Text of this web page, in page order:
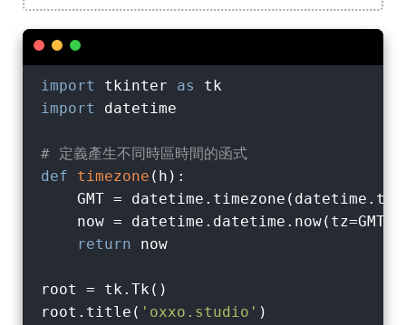
import tkinter as
import
datetime
# 定義產生不同時區時間的函式
def
timezone ( h ):
GMT =
now =
return now
root = tk.Tk()
root.title( 'oxxo.studio' )